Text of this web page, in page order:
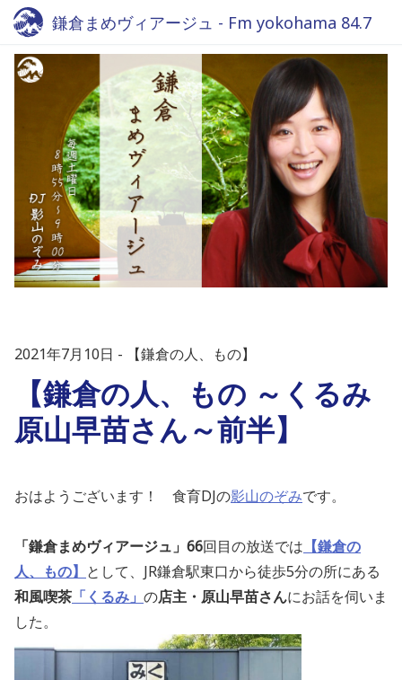
鎌倉まめヴィアージュ - Fm yokohama 84.7
2021年7月10日 【鎌倉の人、もの】
【鎌倉の人、もの ～くるみ
原山早苗さん～前半】
おはようございます！ 食育DJの影山のぞみです。
「鎌倉まめヴィアージュ」66回目の放送では 【鎌倉の
人、もの】 として、JR鎌倉駅東口から徒歩5分の所にある
和風喫茶 「くるみ」 の店主・原山早苗さんにお話を伺いま
した。